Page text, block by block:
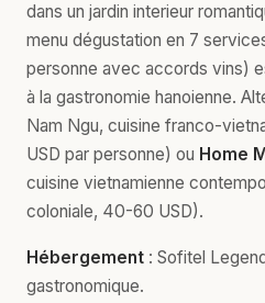
dans un jardin interieur
menu dégustation en 7
personne avec accords vins)
à la gastronomie hanoienne.
Nam Ngu, cuisine franco-
USD par personne) ou Home
cuisine vietnamienne
coloniale, 40-60 USD).
Hébergement : Sofitel
gastronomique.